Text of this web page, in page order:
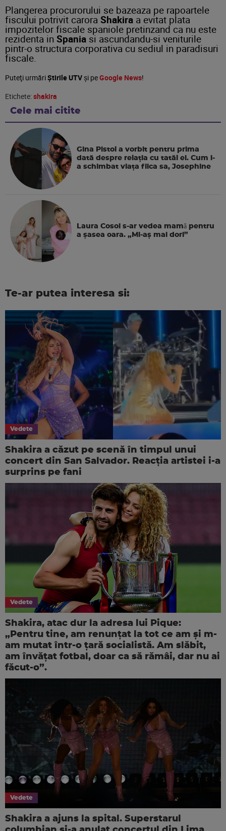
Plangerea procurorului se bazeaza pe rapoartele
fiscului potrivit carora Shakira a evitat plata
impozitelor fiscale spaniole pretinzand ca nu este
rezidenta in Spania si ascundandu-si veniturile
pintr-o structura corporativa cu sediul in paradisuri
fiscale.
Puteţi urmăriȘtirile UTVşi peGoogle News!
Etichete:shakira
Cele mai citite
Gina Pistol a vorbit pentru prima
dată despre relația cu tatăl ei. Cum i-
a schimbat viața fiica sa, Josephine
Laura Cosoi s-ar vedea mamǎ pentru
a şasea oara. „Mi-aș mai dori”
Te-ar putea interesa si:
Vedete
Shakira a căzut pe scenă în timpul unui
concert din San Salvador. Reacția artistei i-a
surprins pe fani
Vedete
Shakira, atac dur la adresa lui Pique:
„Pentru tine, am renunţat la tot ce am şi m-
am mutat într-o ţară socialistă. Am slăbit,
am învăţat fotbal, doar ca să rămâi, dar nu ai
făcut-o”.
Vedete
Shakira a ajuns la spital. Superstarul